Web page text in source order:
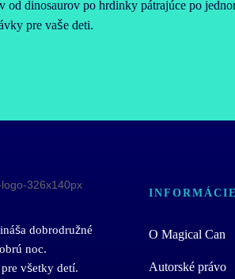
od dinosaurov po hrdinky pátrajúce po
pre vaše deti.
dobrodružné
noc.
všetky detí.
INFORMÁCIE
O Magical Can
Autorské právo